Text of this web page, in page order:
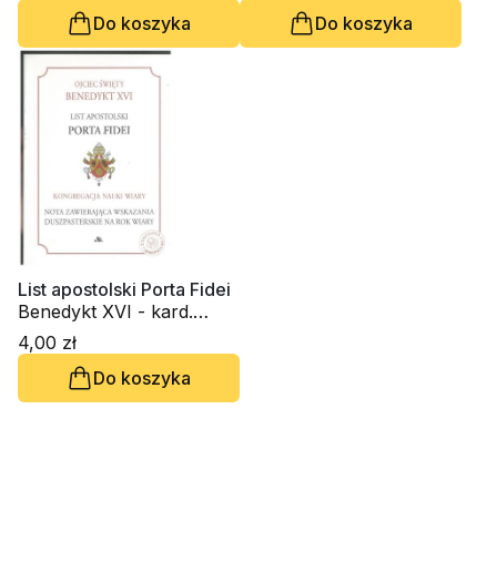
Do koszyka
Do koszyka
List apostolski Porta Fidei
Benedykt XVI - kard.
Joseph Ratzinger
4,00 zł
Do koszyka